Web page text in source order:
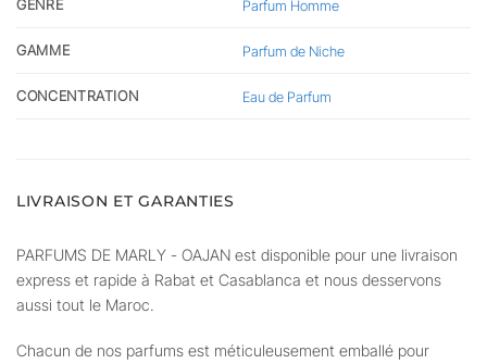
GENRE Parfum Homme
GAMME Parfum de Niche
CONCENTRATION Eau de Parfum
LIVRAISON ET GARANTIES
PARFUMS DE MARLY - OAJAN est disponible pour une livraison
express et rapide à Rabat et Casablanca et nous desservons
aussi tout le Maroc.
Chacun de nos parfums est méticuleusement emballé pour